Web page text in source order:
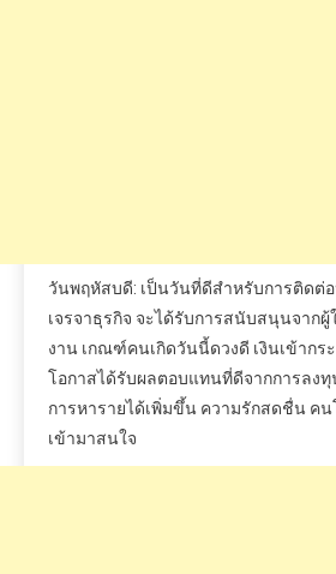
วันพฤหัสบดี: เป็นวันที่ดีสำหรับการติดต่
เจรจาธุรกิจ จะได้รับการสนับสนุนจาก
งาน เกณฑ์คนเกิดวันนี้ดวงดี เงินเข้ากระ
โอกาสได้รับผลตอบแทนที่ดีจากการลง
การหารายได้เพิ่มขึ้น ความรักสดชื่น ค
เข้ามาสนใจ